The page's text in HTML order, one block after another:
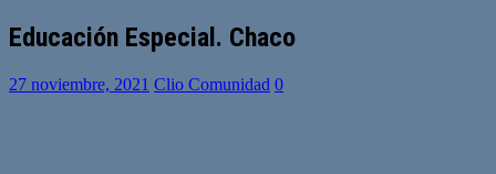
Educación Especial. Chaco
27 noviembre, 2021 Clio Comunidad 0